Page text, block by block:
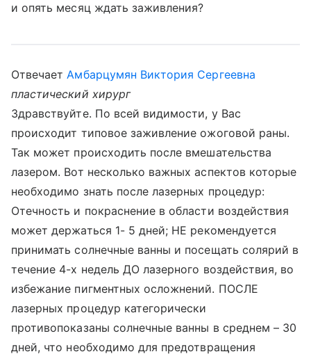
и опять месяц ждать заживления?
ОтвечаетАмбарцумян Виктория Сергеевна
пластический хирург
Здравствуйте. По всей видимости, у Вас
происходит типовое заживление ожоговой раны.
Так может происходить после вмешательства
лазером. Вот несколько важных аспектов которые
необходимо знать после лазерных процедур:
Отечность и покраснение в области воздействия
может держаться 1- 5 дней; НЕ рекомендуется
принимать солнечные ванны и посещать солярий в
течение 4-х недель ДО лазерного воздействия, во
избежание пигментных осложнений. ПОСЛЕ
лазерных процедур категорически
противопоказаны солнечные ванны в среднем – 30
дней, что необходимо для предотвращения